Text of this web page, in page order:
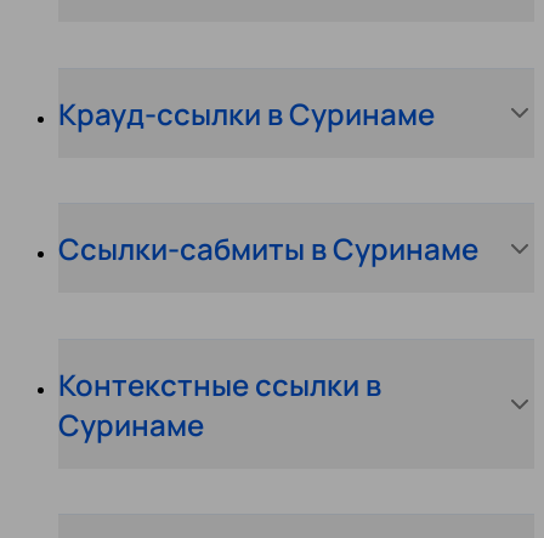
Крауд-ссылки в Суринаме
Ссылки-сабмиты в Суринаме
Контекстные ссылки в
Суринаме